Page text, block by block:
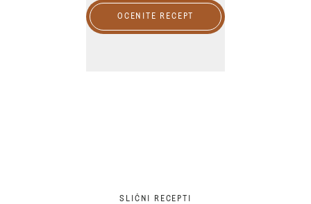
OCENITE RECEPT
SLIČNI RECEPTI